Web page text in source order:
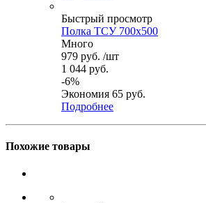
Быстрый просмотр
Полка ТСУ 700x500
Много
979 руб. /шт
1 044 руб.
-6%
Экономия 65 руб.
Подробнее
Похожие товары